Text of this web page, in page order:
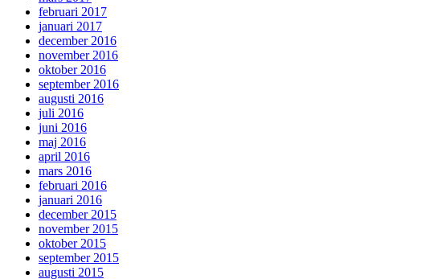
februari 2017
januari 2017
december 2016
november 2016
oktober 2016
september 2016
augusti 2016
juli 2016
juni 2016
maj 2016
april 2016
mars 2016
februari 2016
januari 2016
december 2015
november 2015
oktober 2015
september 2015
augusti 2015